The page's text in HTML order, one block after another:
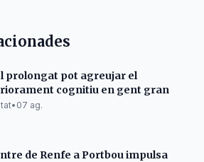
prolongat pot agreujar el
cognitiu en gent gran
• 07 ag.
de Renfe a Portbou impulsa